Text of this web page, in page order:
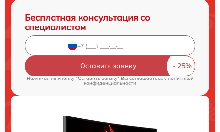
Бесплатная консультация со
специалистом
Оставить заявку
Нажимая на кнопку "Оставить заявку" Вы соглашаетесь cполитикой
конфиденциальности